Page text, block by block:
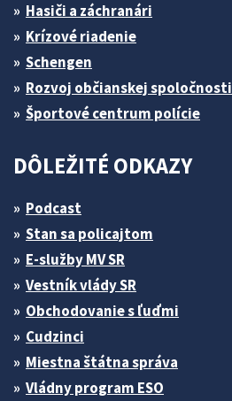
Hasiči a záchranári
Krízové riadenie
Schengen
Rozvoj občianskej spoločnosti
Športové centrum polície
DÔLEŽITÉ ODKAZY
Podcast
Stan sa policajtom
E-služby MV SR
Vestník vlády SR
Obchodovanie s ľuďmi
Cudzinci
Miestna štátna správa
Vládny program ESO